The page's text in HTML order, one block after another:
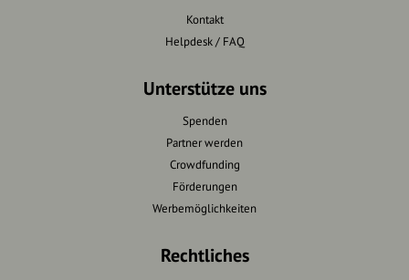
Kontakt
Helpdesk / FAQ
Unterstütze uns
Spenden
Partner werden
Crowdfunding
Förderungen
Werbemöglichkeiten
Rechtliches